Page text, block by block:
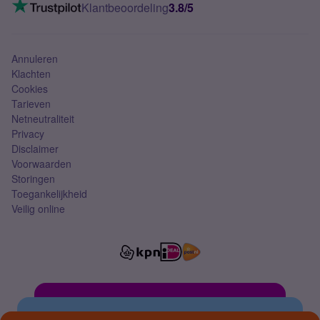
Mobiel abonnement
Klantbeoordeling3.8/5
Annuleren
Klachten
Cookies
Tarieven
Netneutraliteit
Privacy
Disclaimer
Voorwaarden
Storingen
Toegankelijkheid
Veilig online